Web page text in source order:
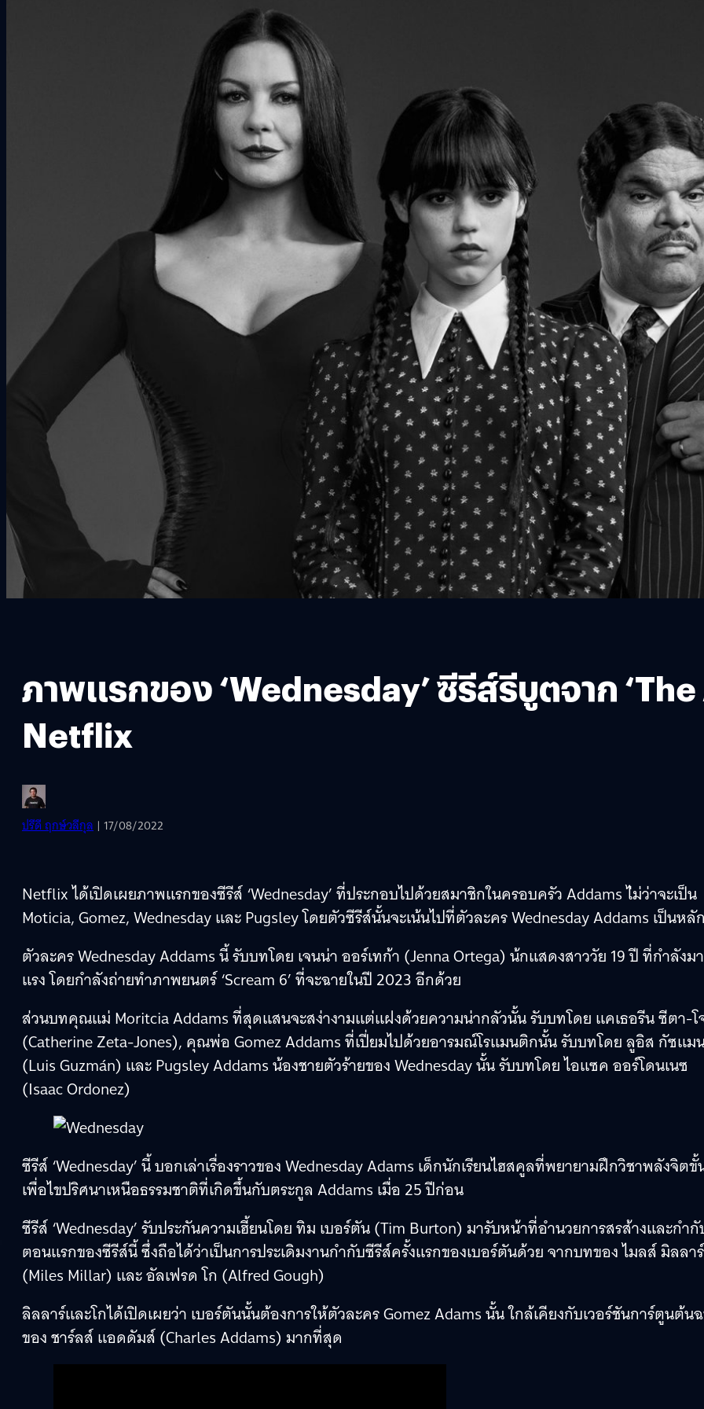
ภาพแรกของ ‘Wednesday’ ซีรีส์รีบูตจาก
Netflix
ปรีดี ฤกษ์วลีกุล | 17/08/2022
Netflix ได้เปิดเผยภาพแรกของซีรีส์ ‘Wednesday’ ที่ประกอบไปด้วยสมาชิกในครอบครัว Addams ไ่ม่ว่าจะเป็น
Moticia, Gomez, Wednesday และ Pugsley โดยตัวซีรีส์นั้นจะเน้นไปที่ตัวละคร Wednesday Addams เป็นหลัก
ตัวละคร Wednesday Addams นี้ รับบทโดย เจนน่า ออร์เทก้า (Jenna Ortega) น้กแสดงสาววัย 19 ปี ที่กำลังมา
แรง โดยกำลังถ่ายทำภาพยนตร์ ‘Scream 6’ ที่จะฉายในปี 2023 อีกด้วย
ส่วนบทคุณแม่ Moritcia Addams ที่สุดแสนจะสง่างามแต่แฝงด้วยความน่ากลัวนั้น รับบทโดย แคเธอรีน ซีตา-
(Catherine Zeta-Jones), คุณพ่อ Gomez Addams ที่เปี่ยมไปด้วยอารมณ์โรแมนติกนั้น รับบทโดย ลูอิส กัซแม
(Luis Guzmán) และ Pugsley Addams น้องชายตัวร้ายของ Wednesday นั้น รับบทโดย ไอแซค ออร์โดนเนซ
(Isaac Ordonez)
ซีรีส์ ‘Wednesday’ นี้ บอกเล่าเรื่องราวของ Wednesday Adams เด็กนักเรียนไฮสคูลที่พยายามฝึกวิชาพลังจิตขั้
เพื่อไขปริศนาเหนือธรรมชาติที่เกิดขึ้นกับตระกูล Addams เมื่อ 25 ปีก่อน
ซีรีส์ ‘Wednesday’ รับประกันความเฮี้ยนโดย ทิม เบอร์ตัน (Tim Burton) มารับหน้าที่อำนวยการสรส้างและกำ
ตอนแรกของซีรีส์นี้ ซึ่งถือได้ว่าเป็นการประเดิมงานกำกับซีรีส์ครั้งแรกของเบอร์ตันด้วย จากบทของ ไมลส์ มิลลาร์
(Miles Millar) และ อัลเฟรด โก (Alfred Gough)
ลิลลาร์และโกได้เปิดเผยว่า เบอร์ตันนั้นต้องการให้ตัวละคร Gomez Adams นั้น ใกล้เคียงกับเวอร์ชันการ์ตูนต้น
ของ ชาร์ลส์ แอดดัมส์ (Charles Addams) มากที่สุด